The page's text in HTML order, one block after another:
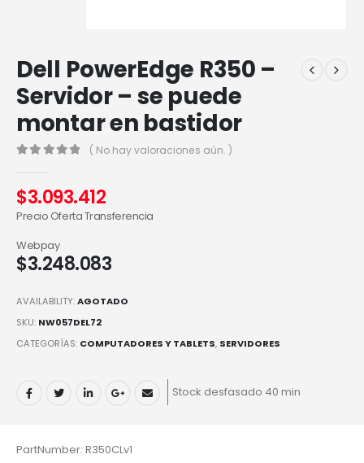
Dell PowerEdge R350 –
Servidor – se puede
montar en bastidor
( No hay valoraciones aún. )
$3.093.412
Precio Oferta Transferencia
$3.248.083
Webpay
AVAILABILITY:AGOTADO
SKU: NW057DEL72
CATEGORÍAS: COMPUTADORES Y TABLETS, SERVIDORES
Stock desfasado 40 min
PartNumber: R350CLv1